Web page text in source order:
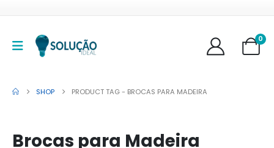
0
SHOP PRODUCT TAG - BROCAS PARA MADEIRA
Brocas para Madeira